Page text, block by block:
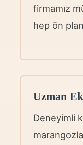
firmamız
hep ön
Uzman
Deneyimli